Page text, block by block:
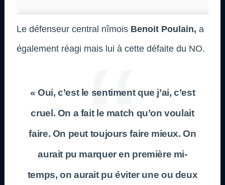
Le défenseur central nîmois Benoit Poulain, a
également réagi mais lui à cette défaite du NO.
« Oui, c’est le sentiment que j’ai, c’est
cruel. On a fait le match qu’on voulait
faire. On peut toujours faire mieux. On
aurait pu marquer en première mi-
temps, on aurait pu éviter une ou deux